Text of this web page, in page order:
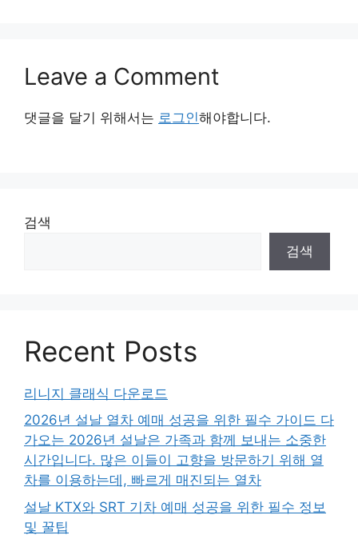
Leave a Comment
댓글을 달기 위해서는 로그인해야합니다.
검색
검색
Recent Posts
리니지 클래식 다운로드
2026년 설날 열차 예매 성공을 위한 필수 가이드 다
가오는 2026년 설날은 가족과 함께 보내는 소중한
시간입니다. 많은 이들이 고향을 방문하기 위해 열
차를 이용하는데, 빠르게 매진되는 열차
설날 KTX와 SRT 기차 예매 성공을 위한 필수 정보
및 꿀팁